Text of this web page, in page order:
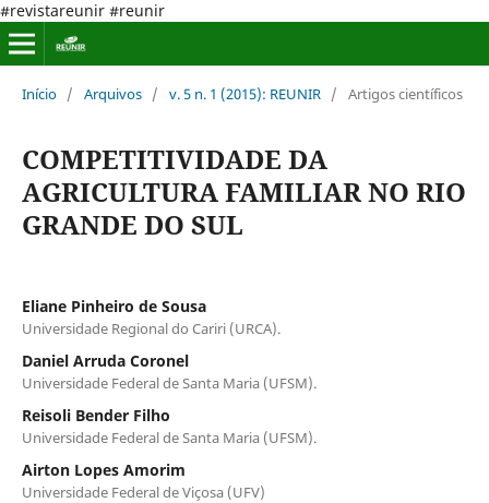
#revistareunir #reunir
Início / Arquivos / v. 5 n. 1 (2015): REUNIR / Artigos científicos
COMPETITIVIDADE DA
AGRICULTURA FAMILIAR NO RIO
GRANDE DO SUL
Eliane Pinheiro de Sousa
Universidade Regional do Cariri (URCA).
Daniel Arruda Coronel
Universidade Federal de Santa Maria (UFSM).
Reisoli Bender Filho
Universidade Federal de Santa Maria (UFSM).
Airton Lopes Amorim
Universidade Federal de Viçosa (UFV)